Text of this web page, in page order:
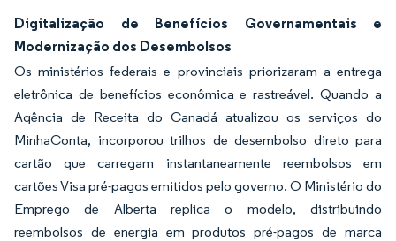
Digitalização de Benefícios Governamentais e
Modernização dos Desembolsos
Os ministérios federais e provinciais priorizaram a entrega
eletrônica de benefícios econômica e rastreável. Quando a
Agência de Receita do Canadá atualizou os serviços do
MinhaConta, incorporou trilhos de desembolso direto para
cartão que carregam instantaneamente reembolsos em
cartões Visa pré-pagos emitidos pelo governo. O Ministério do
Emprego de Alberta replica o modelo, distribuindo
reembolsos de energia em produtos pré-pagos de marca